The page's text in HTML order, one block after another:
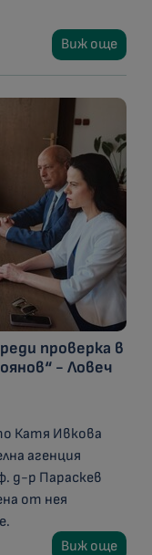
Виж още
проверка в
- Ловеч
Катя Ивкова
агенция
д-р Параскев
от нея
Виж още